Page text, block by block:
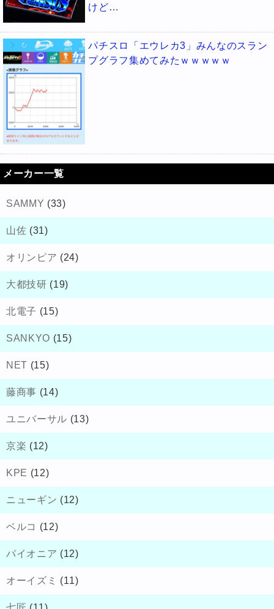
けど…
パチスロ「エウレカ3」みんなのスラン
プグラフ集めてみたｗｗｗｗｗ
メーカー一覧
SAMMY (33)
山佐 (31)
オリンピア (24)
大都技研 (19)
北電子 (15)
SANKYO (15)
NET (15)
藤商事 (14)
ユニバーサル (13)
京楽 (12)
KPE (12)
ニューギン (12)
ベルコ (12)
パイオニア (12)
オーイズミ (11)